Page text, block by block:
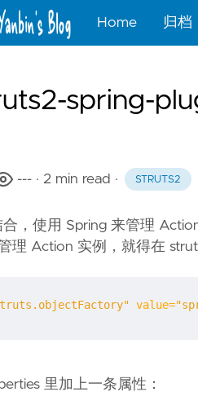
Home 归档
spring-
--- · 2 min read · STRUTS2
，使用 Spring 来管理
理 Action 实例，就得在
value=
里加上一条属性：